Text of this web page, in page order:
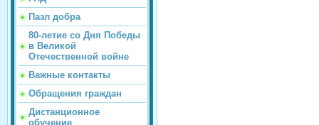
Пазл добра
80-летие со Дня Победы
в Великой
Отечественной войне
Важные контакты
Обращения граждан
Дистанционное
обучение